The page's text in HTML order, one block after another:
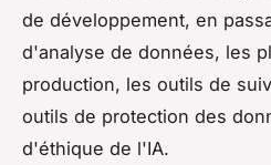
de développement, en
d'analyse de données, les
production, les outils de
outils de protection des
d'éthique de l'IA.